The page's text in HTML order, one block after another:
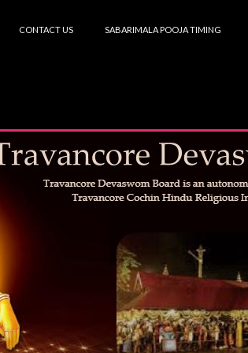
CONTACT US SABARIMALA POOJA TIMING